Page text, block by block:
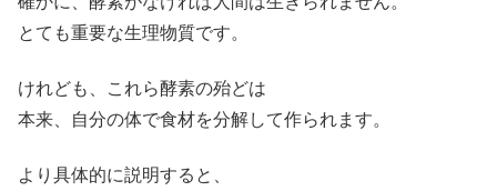
とても重要な生理物質です。
けれども、これら酵素の殆どは
本来、自分の体で食材を分解して作られます。
より具体的に説明すると、